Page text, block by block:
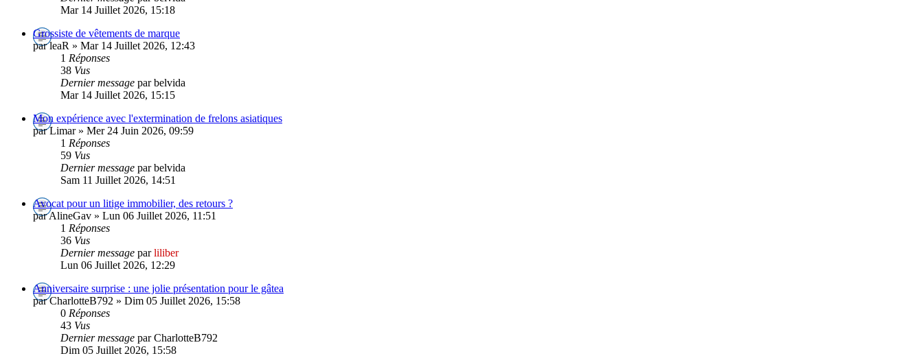
Mar 14 Juillet 2026, 15:18
Grossiste de vêtements de marque
par leaR » Mar 14 Juillet 2026, 12:43
1 Réponses
38 Vus
Dernier message par belvida
Mar 14 Juillet 2026, 15:15
Mon expérience avec l'extermination de frelons asiatiques
par Limar » Mer 24 Juin 2026, 09:59
1 Réponses
59 Vus
Dernier message par belvida
Sam 11 Juillet 2026, 14:51
Avocat pour un litige immobilier, des retours ?
par AlineGav » Lun 06 Juillet 2026, 11:51
1 Réponses
36 Vus
Dernier message parliliber
Lun 06 Juillet 2026, 12:29
Anniversaire surprise : une jolie présentation pour le gâtea
par CharlotteB792 » Dim 05 Juillet 2026, 15:58
0 Réponses
43 Vus
Dernier message par CharlotteB792
Dim 05 Juillet 2026, 15:58